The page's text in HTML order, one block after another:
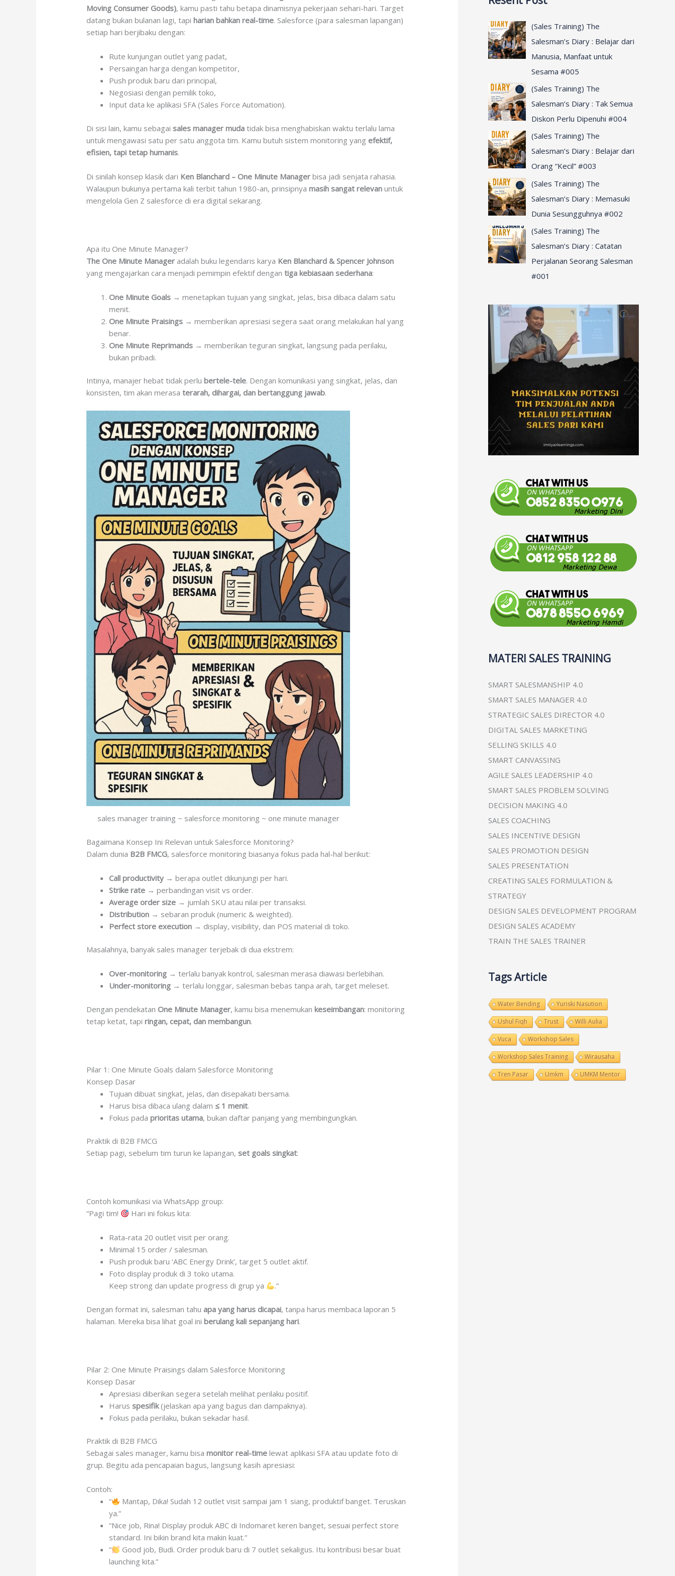
Moving Consumer Goods), kamu pasti tahu betapa dinamisnya pekerjaan sehari-hari. Target
datang bukan bulanan lagi, tapiharian bahkan real-time. Salesforce (para salesman lapangan)
setiap hari berjibaku dengan:
Rute kunjungan outlet yang padat,
Persaingan harga dengan kompetitor,
Push produk baru dari principal,
Negosiasi dengan pemilik toko,
Input data ke aplikasi SFA (Sales Force Automation).
Di sisi lain, kamu sebagaisales manager muda tidak bisa menghabiskan waktu terlalu lama
untuk mengawasi satu per satu anggota tim. Kamu butuh sistem monitoring yangefektif,
efisien, tapi tetap humanis.
Di sinilah konsep klasik dari Ken Blanchard – One Minute Manager bisa jadi senjata rahasia.
Walaupun bukunya pertama kali terbit tahun 1980-an, prinsipnyamasih sangat relevan untuk
mengelola Gen Z salesforce di era digital sekarang.
Apa itu One Minute Manager?
The One Minute Manager adalah buku legendaris karya Ken Blanchard & Spencer Johnson
yang mengajarkan cara menjadi pemimpin efektif dengantiga kebiasaan sederhana:
One Minute Goals → menetapkan tujuan yang singkat, jelas, bisa dibaca dalam satu
menit.
One Minute Praisings → memberikan apresiasi segera saat orang melakukan hal yang
benar.
One Minute Reprimands → memberikan teguran singkat, langsung pada perilaku,
bukan pribadi.
Intinya, manajer hebat tidak perlubertele-tele. Dengan komunikasi yang singkat, jelas, dan
konsisten, tim akan merasaterarah, dihargai, dan bertanggung jawab.
sales manager training ~ salesforce monitoring ~ one minute manager
Bagaimana Konsep Ini Relevan untuk Salesforce Monitoring?
Dalam dunia B2B FMCG, salesforce monitoring biasanya fokus pada hal-hal berikut:
Call productivity → berapa outlet dikunjungi per hari.
Strike rate → perbandingan visit vs order.
Average order size → jumlah SKU atau nilai per transaksi.
Distribution → sebaran produk (numeric & weighted).
Perfect store execution → display, visibility, dan POS material di toko.
Masalahnya, banyak sales manager terjebak di dua ekstrem:
Over-monitoring → terlalu banyak kontrol, salesman merasa diawasi berlebihan.
Under-monitoring → terlalu longgar, salesman bebas tanpa arah, target meleset.
Dengan pendekatanOne Minute Manager, kamu bisa menemukankeseimbangan: monitoring
tetap ketat, tapiringan, cepat, dan membangun.
Pilar 1: One Minute Goals dalam Salesforce Monitoring
Konsep Dasar
Tujuan dibuat singkat, jelas, dan disepakati bersama.
Harus bisa dibaca ulang dalam ≤ 1 menit.
Fokus padaprioritas utama, bukan daftar panjang yang membingungkan.
Praktik di B2B FMCG
Setiap pagi, sebelum tim turun ke lapangan,set goals singkat:
Contoh komunikasi via WhatsApp group:
“Pagi tim!
Hari ini fokus kita:
Rata-rata 20 outlet visit per orang.
Minimal 15 order / salesman.
Push produk baru ‘ABC Energy Drink’, target 5 outlet aktif.
Foto display produk di 3 toko utama.
Keep strong dan update progress di grup ya
.”
Dengan format ini, salesman tahu apa yang harus dicapai, tanpa harus membaca laporan 5
halaman. Mereka bisa lihat goal iniberulang kali sepanjang hari.
Pilar 2: One Minute Praisings dalam Salesforce Monitoring
Konsep Dasar
Apresiasi diberikan segera setelah melihat perilaku positif.
Harusspesifik(jelaskan apa yang bagus dan dampaknya).
Fokus pada perilaku, bukan sekadar hasil.
Praktik di B2B FMCG
Sebagai sales manager, kamu bisamonitor real-time lewat aplikasi SFA atau update foto di
grup. Begitu ada pencapaian bagus, langsung kasih apresiasi:
Contoh:
“
Mantap, Dika! Sudah 12 outlet visit sampai jam 1 siang, produktif banget. Teruskan
ya.”
“Nice job, Rina! Display produk ABC di Indomaret keren banget, sesuai perfect store
standard. Ini bikin brand kita makin kuat.”
“
Good job, Budi. Order produk baru di 7 outlet sekaligus. Itu kontribusi besar buat
launching kita.”
r
c
h
f
(Sales Training) The
Salesman’s Diary : Belajar dari
Manusia, Manfaat untuk
Sesama #005
(Sales Training) The
Salesman’s Diary : Tak Semua
Diskon Perlu Dipenuhi #004
(Sales Training) The
Salesman’s Diary : Belajar dari
Orang “Kecil” #003
(Sales Training) The
Salesman’s Diary : Memasuki
Dunia Sesungguhnya #002
(Sales Training) The
Salesman’s Diary : Catatan
Perjalanan Seorang Salesman
#001
MATERI SALES TRAINING
SMART SALESMANSHIP 4.0
SMART SALES MANAGER 4.0
STRATEGIC SALES DIRECTOR 4.0
DIGITAL SALES MARKETING
SELLING SKILLS 4.0
SMART CANVASSING
AGILE SALES LEADERSHIP 4.0
SMART SALES PROBLEM SOLVING
DECISION MAKING 4.0
SALES COACHING
SALES INCENTIVE DESIGN
SALES PROMOTION DESIGN
SALES PRESENTATION
CREATING SALES FORMULATION &
STRATEGY
DESIGN SALES DEVELOPMENT PROGRAM
DESIGN SALES ACADEMY
TRAIN THE SALES TRAINER
Tags Article
Water Bending Yuriski Nasution
Ushul Fiqh Trust Willi Aulia
Vuca Workshop Sales
Workshop Sales Training Wirausaha
Tren Pasar Umkm UMKM Mentor